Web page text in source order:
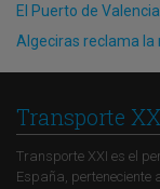
El Puerto de
Algeciras reclama la
Transporte
Transporte XXI es el
España, perteneciente